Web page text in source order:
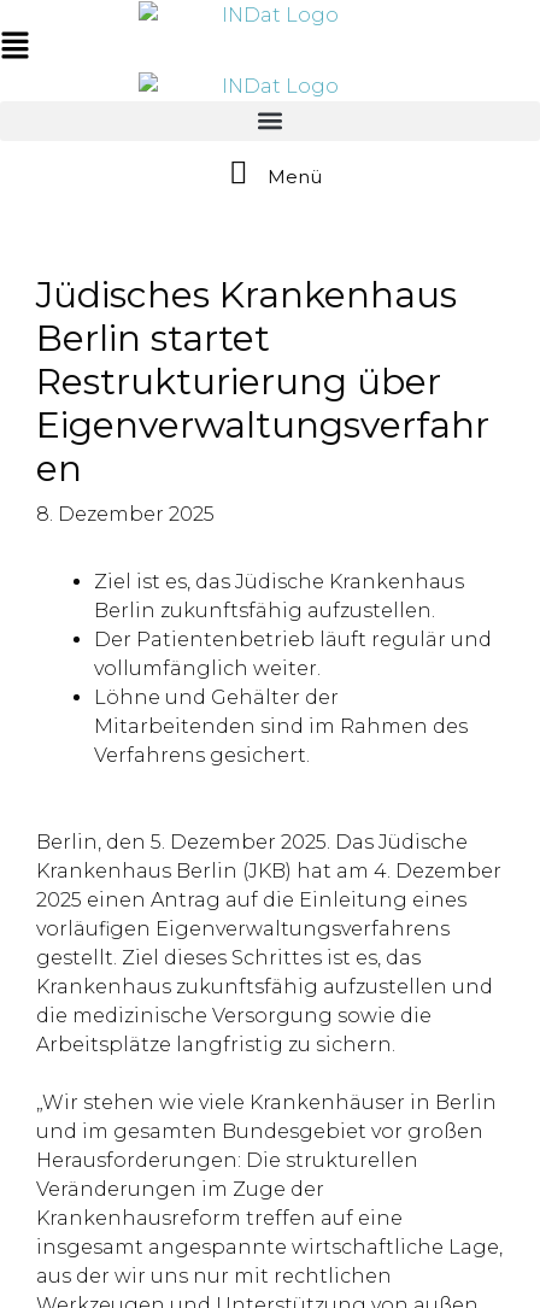
springen
Inhalt
Main
Menü
Jüdisches Krankenhaus
Berlin startet
Restrukturierung über
Eigenverwaltungsverfahr
en
8. Dezember 2025
Ziel ist es, das Jüdische Krankenhaus
Berlin zukunftsfähig aufzustellen.
Der Patientenbetrieb läuft regulär und
vollumfänglich weiter.
Löhne und Gehälter der
Mitarbeitenden sind im Rahmen des
Verfahrens gesichert.
Berlin, den 5. Dezember 2025. Das Jüdische
Krankenhaus Berlin (JKB) hat am 4. Dezember
2025 einen Antrag auf die Einleitung eines
vorläufigen Eigenverwaltungsverfahrens
gestellt. Ziel dieses Schrittes ist es, das
Krankenhaus zukunftsfähig aufzustellen und
die medizinische Versorgung sowie die
Arbeitsplätze langfristig zu sichern.
„Wir stehen wie viele Krankenhäuser in Berlin
und im gesamten Bundesgebiet vor großen
Herausforderungen: Die strukturellen
Veränderungen im Zuge der
Krankenhausreform treffen auf eine
insgesamt angespannte wirtschaftliche Lage,
aus der wir uns nur mit rechtlichen